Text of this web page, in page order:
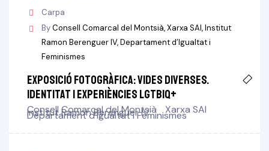
Carpa
ByConsell Comarcal del Montsià Xarxa SAI Institut
Ramon Berenguer IV Departament d’Igualtat i
Feminismes
Exposició fotogràfica: Vides diverses.
Identitat i experiències LGTBIQ+
Consell Comarcal del Montsià Xarxa SAI
Institut Ramon Berenguer IV
Departament d’Igualtat i Feminismes